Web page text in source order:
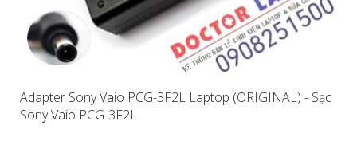
Adapter Sony Vaio PCG-3F2L Laptop (ORIGINAL) - Sạc
Sony Vaio PCG-3F2L